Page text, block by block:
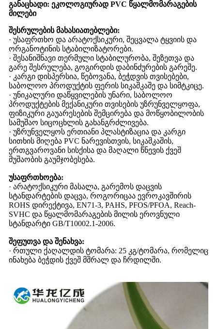
განაცხადი: ეკოლოგიურად PVC წყალმომარაგების
მილები
შესრულების მახასიათებლები:
· უსაფრთხო და არატოქსიკური, შეცვალა ტყვიის და
ორგანოტინის სტაბილიზატორები.
· შესანიშნავი თერმული სტაბილურობა, შეზეთვა და
გარე შესრულება, გოგირდის დაბინძურების გარეშე.
· კარგი დისპერსია, წებოვანა, ბეჭდვის თვისებები,
საბოლოო პროდუქტის ფერის სიკაშკაშე და სიმტკიცე.
· უნიკალური დაწყვილების უნარი, საბოლოო
პროდუქტების მექანიკური თვისების უზრუნველყოფა,
ფიზიკური გაუარესების შემცირება და მოწყობილობის
სამუშაო სიცოცხლის გახანგრძლივება.
· უზრუნველყოს ერთიანი პლასტიზაცია და კარგი
სითხის მიღება PVC ნარევისთვის, სიკაშკაშის,
ერთგვაროვანი სისქისა და მაღალი წნევის ქვეშ
მუშაობის გაუმჯობესება.
უსაფრთხოება:
· არატოქსიკური მასალა, გარემოს დაცვის
სტანდარტების დაცვა, როგორიცაა ევროკავშირის
ROHS დირექტივა, EN71-3, PAHS, PFOS/PFOA, Reach-
SVHC და წყალმომარაგების მილის ეროვნული
სტანდარტი GB/T10002.1-2006.
შეფუთვა და შენახვა:
· რთული ქაღალდის ტომარა: 25 კგ/ტომარა, რომელიც
ინახება ბეჭდის ქვეშ მშრალ და ჩრდილში.